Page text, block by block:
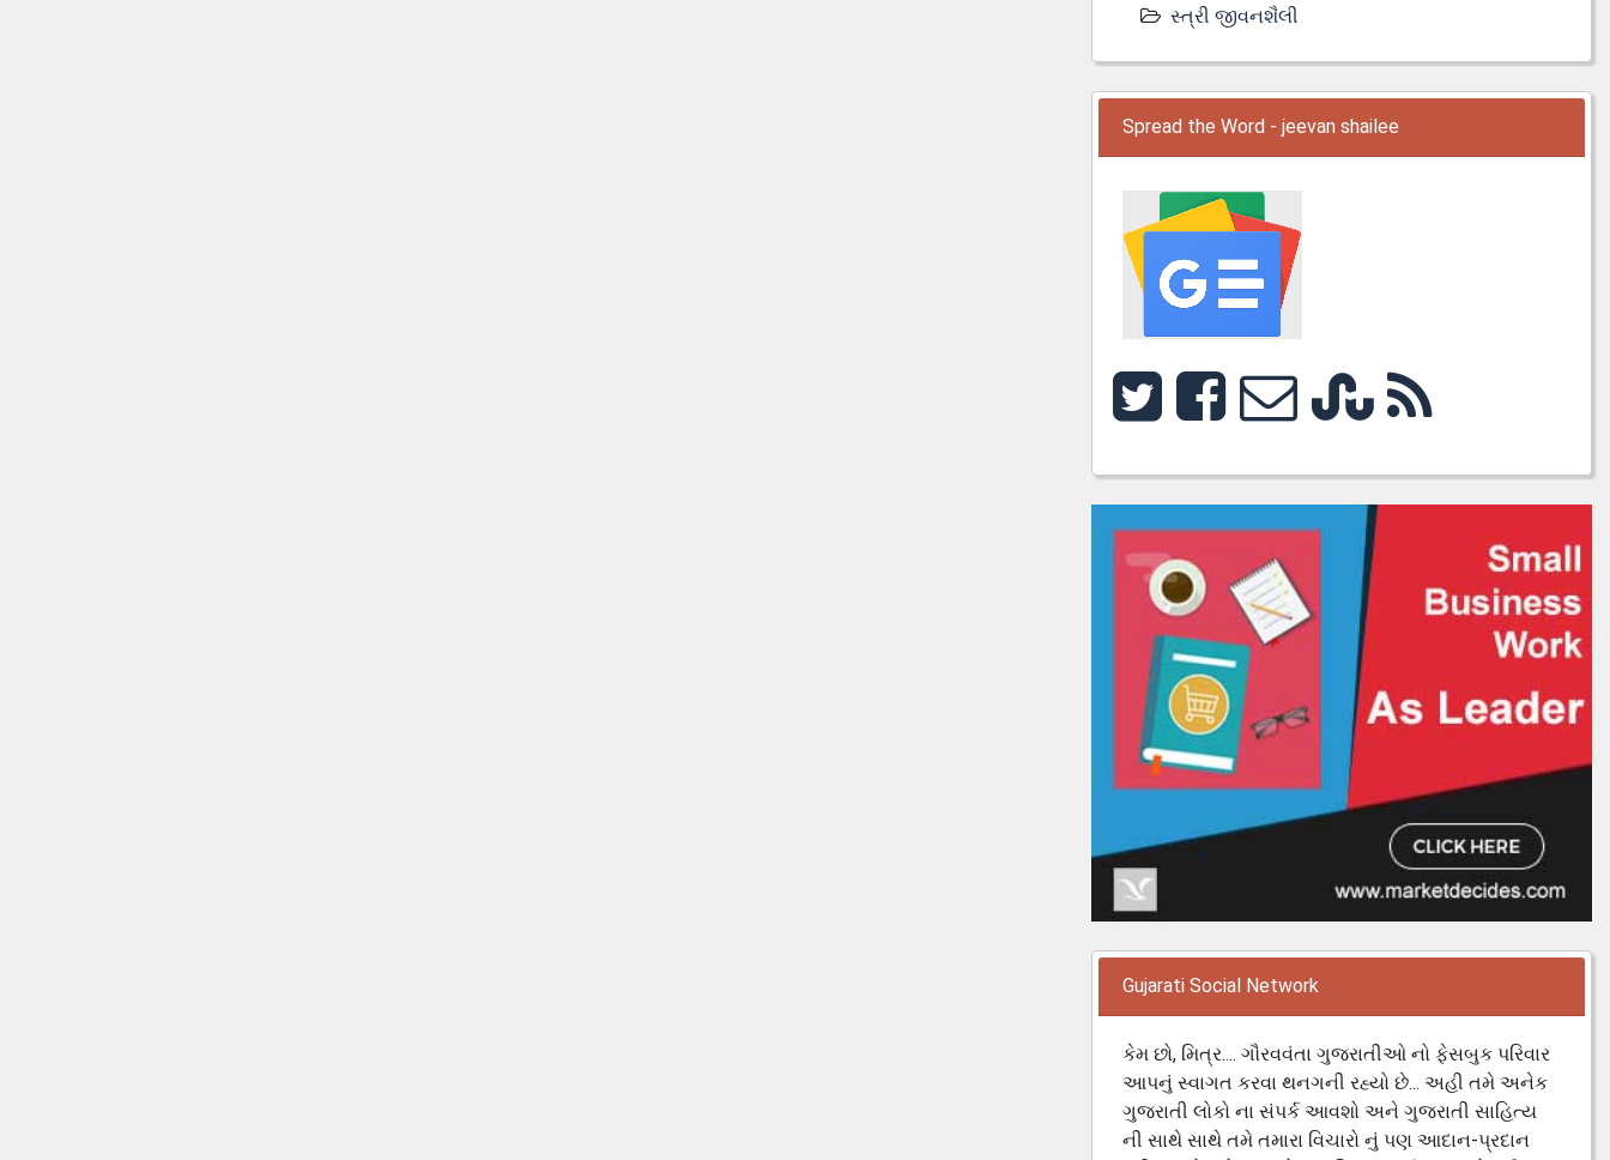
સ્ત્રી જીવનશૈલી
Spread the Word - jeevan shailee
Gujarati Social Network
કેમ છો, મિત્ર.... ગૌરવવંતા ગુજરાતીઓ નો ફેસબુક પરિવાર
આપનું સ્વાગત કરવા થનગની રહ્યો છે... અહી તમે અનેક
ગુજરાતી લોકો ના સંપર્ક આવશો અને ગુજરાતી સાહિત્ય
ની સાથે સાથે તમે તમારા વિચારો નું પણ આદાન-પ્રદાન